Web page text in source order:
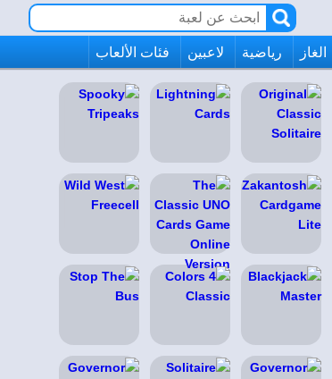
الغاز رياضية لاعبين فئات الألعاب